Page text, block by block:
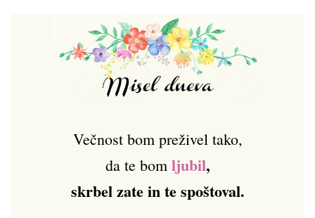
Večnost bom preživel tako,
da te bom ljubil,
skrbel zate in te spoštoval.